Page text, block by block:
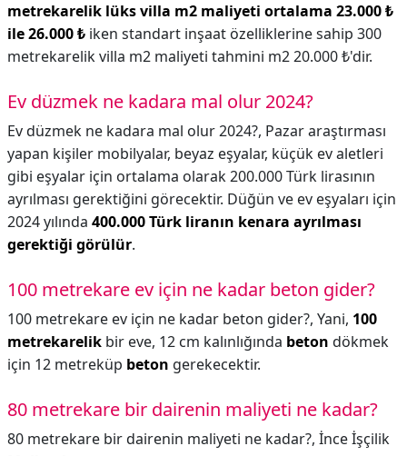
metrekarelik lüks villa m2 maliyeti ortalama 23.000 ₺
ile 26.000 ₺ iken standart inşaat özelliklerine sahip 300
metrekarelik villa m2 maliyeti tahmini m2 20.000 ₺'dir.
Ev düzmek ne kadara mal olur 2024?
Ev düzmek ne kadara mal olur 2024?, Pazar araştırması
yapan kişiler mobilyalar, beyaz eşyalar, küçük ev aletleri
gibi eşyalar için ortalama olarak 200.000 Türk lirasının
ayrılması gerektiğini görecektir. Düğün ve ev eşyaları için
2024 yılında 400.000 Türk liranın kenara ayrılması
gerektiği görülür.
100 metrekare ev için ne kadar beton gider?
100 metrekare ev için ne kadar beton gider?, Yani, 100
metrekarelik bir eve, 12 cm kalınlığında beton dökmek
için 12 metreküp beton gerekecektir.
80 metrekare bir dairenin maliyeti ne kadar?
80 metrekare bir dairenin maliyeti ne kadar?, İnce İşçilik